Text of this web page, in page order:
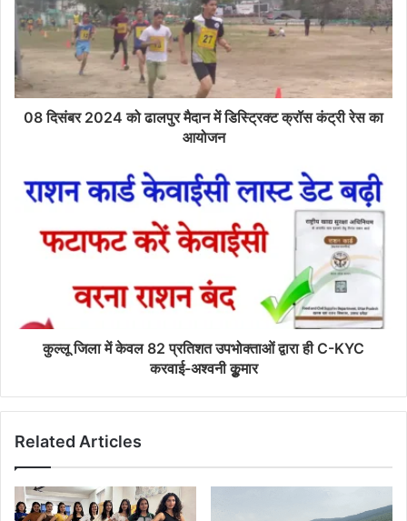
08 दिसंबर 2024 को ढालपुर मैदान में डिस्ट्रिक्ट क्रॉस कंट्री रेस का
आयोजन
कुल्लू जिला में केवल 82 प्रतिशत उपभोक्ताओं द्वारा ही C-KYC
करवाई-अश्वनी कुूमार
Related Articles